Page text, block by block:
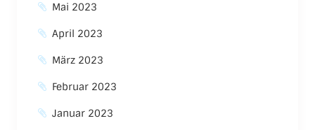
Mai 2023
April 2023
März 2023
Februar 2023
Januar 2023